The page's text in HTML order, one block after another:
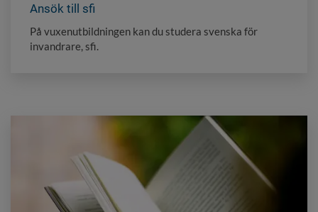
Ansök till sfi
På vuxenutbildningen kan du studera svenska för
invandrare, sfi.